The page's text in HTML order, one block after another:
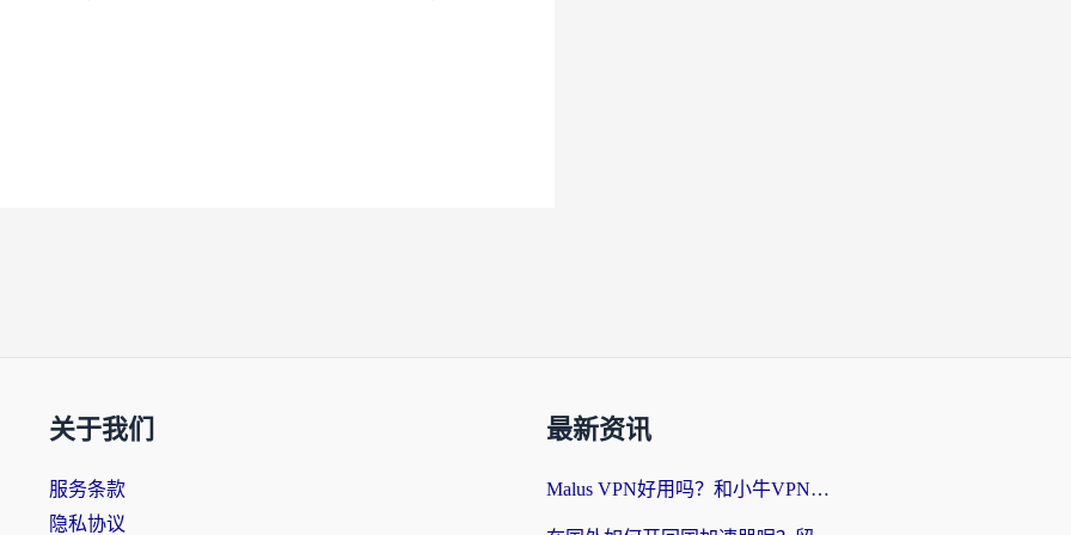
关于我们
服务条款
隐私协议
最新资讯
Malus VPN好用吗？和小牛VPN对比哪个回国效果更好？海外党亲测实用指南